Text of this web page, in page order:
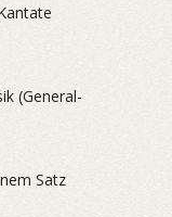
(General-
Satz